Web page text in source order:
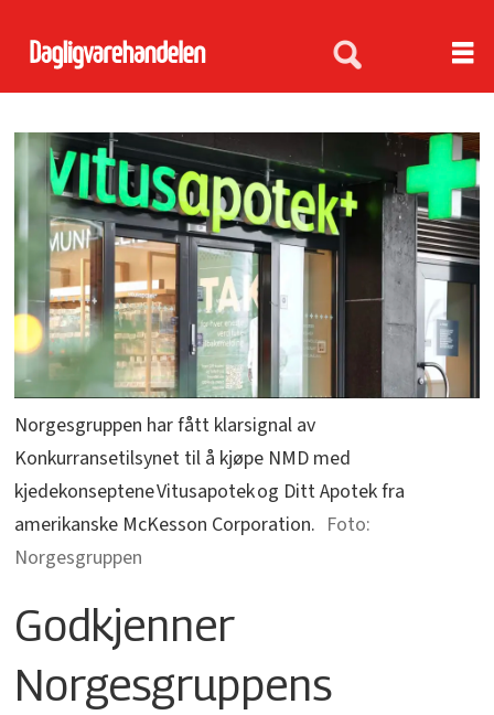
Norgesgruppen har fått klarsignal av
Konkurransetilsynet til å kjøpe NMD med
kjedekonseptene Vitusapotek og Ditt Apotek fra
amerikanske McKesson Corporation.
Norgesgruppen
Godkjenner
Norgesgruppens